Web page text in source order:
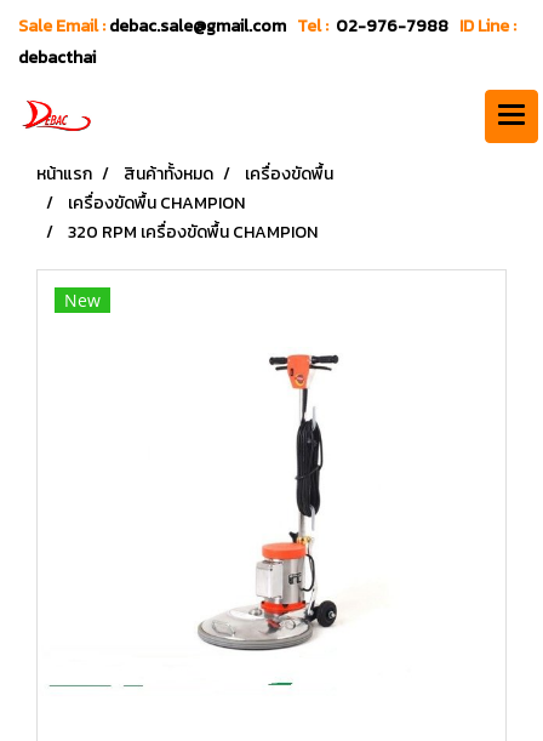
Sale Email :debac.sale@gmail.com Tel : 02-976-7988 ID Line :
debacthai
หน้าแรก สินค้าทั้งหมด
เครื่องขัดพื้น
เครื่องขัดพื้น CHAMPION
320 RPM เครื่องขัดพื้น CHAMPION
New